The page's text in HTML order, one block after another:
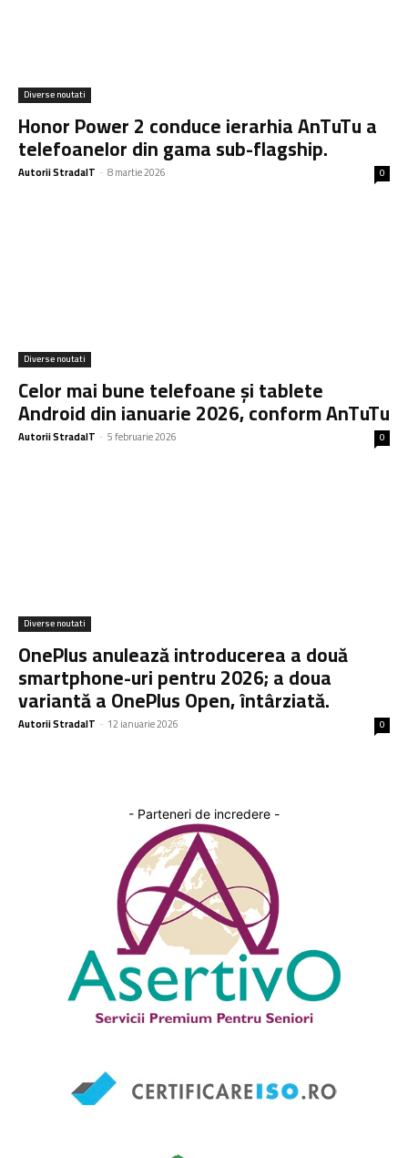
Diverse noutati
Honor Power 2 conduce ierarhia AnTuTu a
telefoanelor din gama sub-flagship.
Autorii StradaIT - 8 martie 2026 0
Diverse noutati
Celor mai bune telefoane și tablete
Android din ianuarie 2026, conform AnTuTu
Autorii StradaIT - 5 februarie 2026 0
Diverse noutati
OnePlus anulează introducerea a două
smartphone-uri pentru 2026; a doua
variantă a OnePlus Open, întârziată.
Autorii StradaIT - 12 ianuarie 2026 0
- Parteneri de incredere -